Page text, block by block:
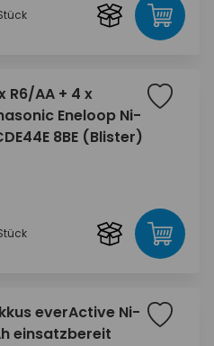
R6/AA + 4 x
Eneloop Ni-
8BE (Blister)
everActive Ni-
einsatzbereit